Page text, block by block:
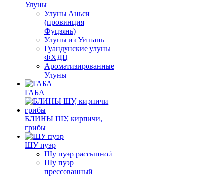
Улуны
Улуны Аньси
(провинция
Фуцзянь)
Улуны из Уишань
Гуандунские улуны
ФХДЦ
Ароматизированные
Улуны
ГАБА
БЛИНЫ ШУ, кирпичи,
грибы
ШУ пуэр
Шу пуэр рассыпной
Шу пуэр
прессованный